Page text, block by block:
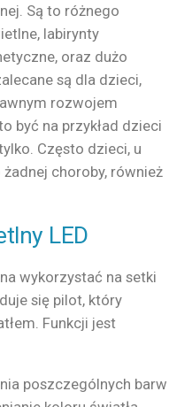
Są to różnego
labirynty
oraz dużo
są dla dzieci,
rozwojem
być na przykład dzieci
Często dzieci, u
choroby, również
LED
wykorzystać na setki
się pilot, który
Funkcji jest
poszczególnych barw